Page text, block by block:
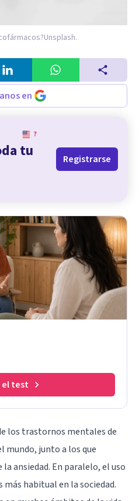
Unsplash.
en
?
tu
Registrarse
el test
los trastornos mentales de
mundo, junto a los que
ansiedad. En paralelo, el uso
más habitual en la sociedad.